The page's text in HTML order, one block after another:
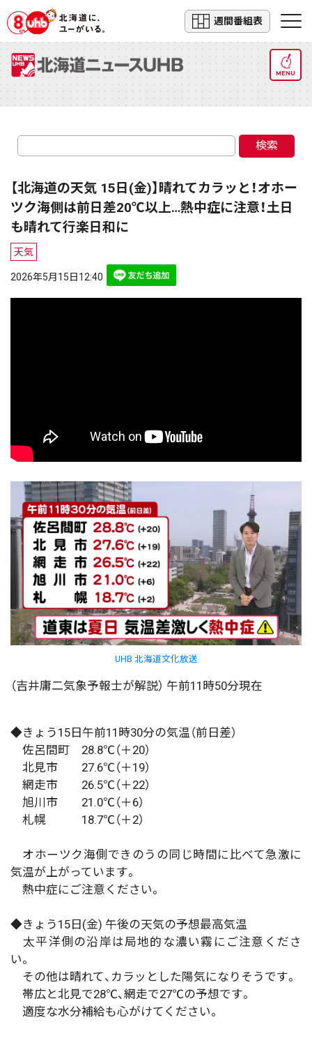
週間番組表
MENU
検索
【北海道の天気 15日(金)】晴れてカラッと！オホー
ツク海側は前日差20℃以上…熱中症に注意！土日
も晴れて行楽日和に
天気
2026年5月15日12:40
UHB 北海道文化放送
（吉井庸二気象予報士が解説） 午前11時50分現在
◆きょう15日午前11時30分の気温（前日差）
佐呂間町 28.8℃（＋20）
北見市 27.6℃（＋19）
網走市 26.5℃（＋22）
旭川市 21.0℃（＋6）
札幌 18.7℃（＋2）
オホーツク海側できのうの同じ時間に比べて急激に
気温が上がっています。
熱中症にご注意ください。
◆きょう15日(金) 午後の天気の予想最高気温
太平洋側の沿岸は局地的な濃い霧にご注意くださ
い。
その他は晴れて、カラッとした陽気になりそうです。
帯広と北見で28℃、網走で27℃の予想です。
適度な水分補給も心がけてください。